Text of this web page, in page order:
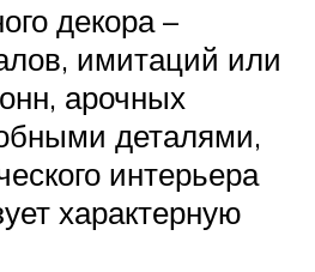
декора –
имитаций или
арочных
деталями,
интерьера
характерную